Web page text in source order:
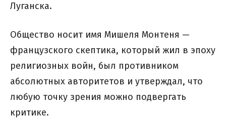
Луганска.
Общество носит имя Мишеля Монтеня —
французского скептика, который жил в эпоху
религиозных войн, был противником
абсолютных авторитетов и утверждал, что
любую точку зрения можно подвергать
критике.